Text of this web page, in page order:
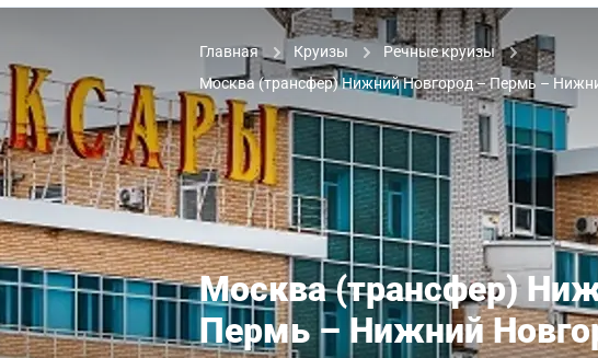
Главная Круизы
Речные круизы
Москва (трансфер) Нижний Новгород – Пермь –
Москва (трансфер)
Пермь – Нижний